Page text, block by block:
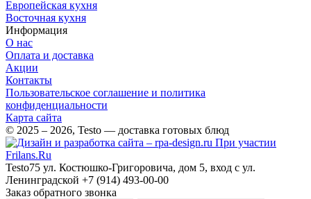
Европейская кухня
Восточная кухня
Информация
О нас
Оплата и доставка
Акции
Контакты
Пользовательское соглашение и политика
конфиденциальности
Карта сайта
© 2025 – 2026, Testo — доставка готовых блюд
При участии
Frilans.Ru
Testo75 ул. Костюшко-Григоровича, дом 5, вход с ул.
Ленинградской +7 (914) 493-00-00
Заказ обратного звонка